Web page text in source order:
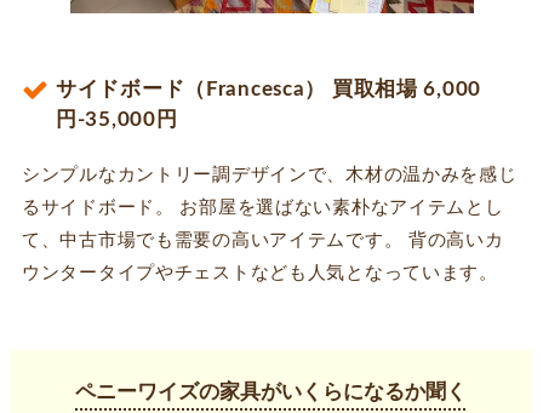
サイドボード（Francesca） 買取相場 6,000
円-35,000円
シンプルなカントリー調デザインで、木材の温かみを感じ
るサイドボード。 お部屋を選ばない素朴なアイテムとし
て、中古市場でも需要の高いアイテムです。 背の高いカ
ウンタータイプやチェストなども人気となっています。
ペニーワイズの家具がいくらになるか聞く